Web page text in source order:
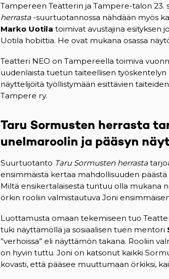
Tampereen Teatterin ja Tampere-talon 23.
herrasta -suurtuotannossa nähdään myös
Marko Uotila toimivat avustajina esityksen
Uotila hobittia. He ovat mukana osassa
Teatteri NEO on Tampereella toimiva
uudenlaista tuetun taiteellisen
näyttelijöitä työllistymään esittävien
Tampere ry.
Taru Sormusten herrasta
unelmaroolin ja pääsyn
Suurtuotanto Taru Sormusten herrasta
ensimmäistä kertaa mahdollisuuden
Miltä ensikertalaisesta tuntuu olla mukana
örkin rooliin valmistautuva Joni
Luottamusta omaan tekemiseen tuo
tuki näyttämöllä ja sosiaalisen tuen mentori
”verhoissa” eli näyttämön takana. Rooliin
on hyvin tuttu. Joni on katsonut kaikki
kovasti, että pääsee muuttumaan örkiksi,